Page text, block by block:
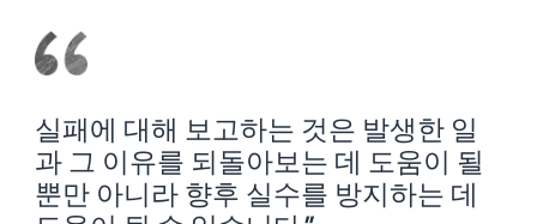
실패에 대해 보고하는 것은 발생한 일
과 그 이유를 되돌아보는 데 도움이 될
뿐만 아니라 향후 실수를 방지하는 데